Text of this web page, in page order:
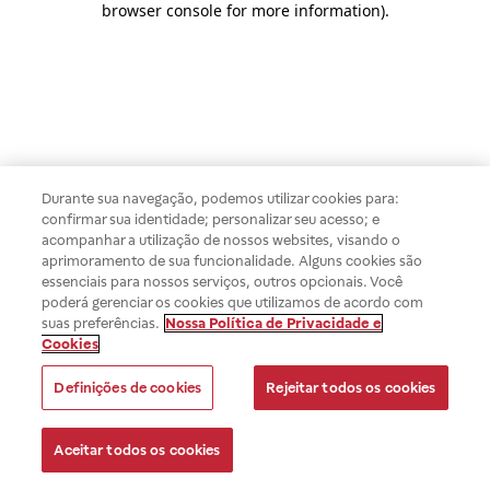
browser console for more information).
Durante sua navegação, podemos utilizar cookies para:
confirmar sua identidade; personalizar seu acesso; e
acompanhar a utilização de nossos websites, visando o
aprimoramento de sua funcionalidade. Alguns cookies são
essenciais para nossos serviços, outros opcionais. Você
poderá gerenciar os cookies que utilizamos de acordo com
suas preferências. Nossa Política de Privacidade e
Cookies
Definições de cookies Rejeitar todos os cookies
Aceitar todos os cookies